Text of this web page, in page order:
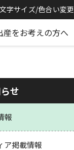
文字サイズ/色合い変更
産をお考えの方へ
せ
報
ア掲載情報